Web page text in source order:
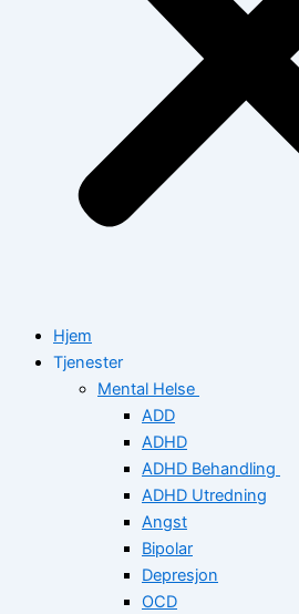
Hjem
Tjenester
Mental Helse
ADD
ADHD
ADHD Behandling
ADHD Utredning
Angst
Bipolar
Depresjon
OCD